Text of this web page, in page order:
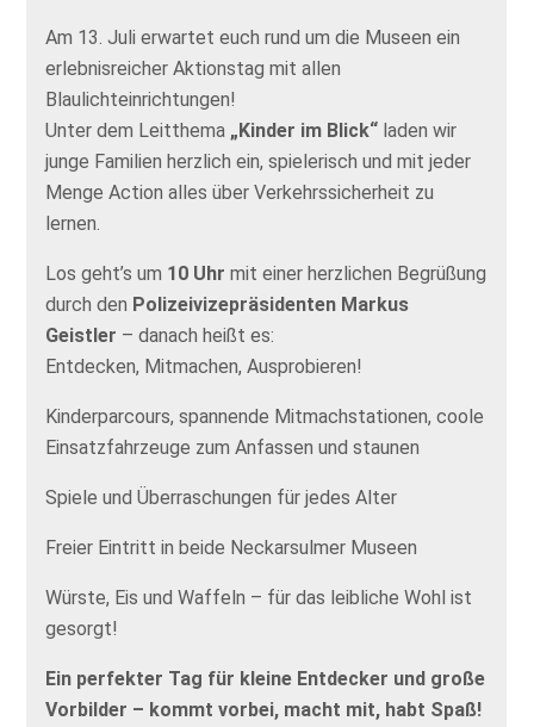
Am 13. Juli erwartet euch rund um die Museen ein
erlebnisreicher Aktionstag mit allen
Blaulichteinrichtungen!
Unter dem Leitthema „Kinder im Blick“ laden wir
junge Familien herzlich ein, spielerisch und mit jeder
Menge Action alles über Verkehrssicherheit zu
lernen.
Los geht’s um 10 Uhr mit einer herzlichen Begrüßung
durch den Polizeivizepräsidenten Markus
Geistler – danach heißt es:
Entdecken, Mitmachen, Ausprobieren!
Kinderparcours, spannende Mitmachstationen, coole
Einsatzfahrzeuge zum Anfassen und staunen
Spiele und Überraschungen für jedes Alter
Freier Eintritt in beide Neckarsulmer Museen
Würste, Eis und Waffeln – für das leibliche Wohl ist
gesorgt!
Ein perfekter Tag für kleine Entdecker und große
Vorbilder – kommt vorbei, macht mit, habt Spaß!